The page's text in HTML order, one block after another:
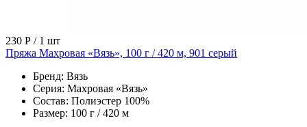
230 Р / 1 шт
Пряжа Махровая «Вязь», 100 г / 420 м, 901 серый
Бренд: Вязь
Серия: Махровая «Вязь»
Состав: Полиэстер 100%
Размер: 100 г / 420 м